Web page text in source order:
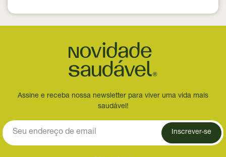
Assine e receba nossa newsletter para viver uma vida mais
saudável!
Inscrever-se